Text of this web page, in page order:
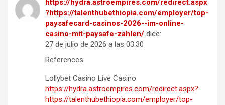
https://hydra.astroempires.com/redirect.aspx
?https://talenthubethiopia.com/employer/top-
paysafecard-casinos-2026-️-im-online-
casino-mit-paysafe-zahlen/ dice:
27 de julio de 2026 a las 03:30
References:
Lollybet Casino Live Casino
https://hydra.astroempires.com/redirect.aspx?
https://talenthubethiopia.com/employer/top-